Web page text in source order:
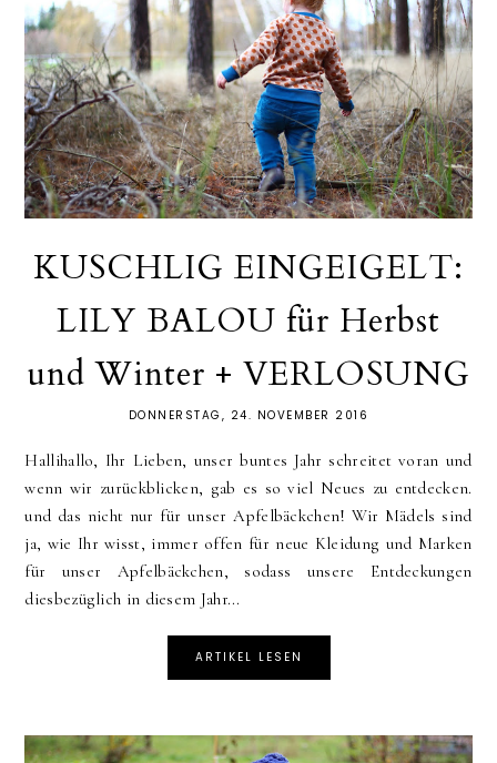
KUSCHLIG EINGEIGELT:
LILY BALOU für Herbst
und Winter + VERLOSUNG
DONNERSTAG, 24. NOVEMBER 2016
Hallihallo, Ihr Lieben, unser buntes Jahr schreitet voran und
wenn wir zurückblicken, gab es so viel Neues zu entdecken.
und das nicht nur für unser Apfelbäckchen! Wir Mädels sind
ja, wie Ihr wisst, immer offen für neue Kleidung und Marken
für unser Apfelbäckchen, sodass unsere Entdeckungen
diesbezüglich in diesem Jahr...
ARTIKEL LESEN